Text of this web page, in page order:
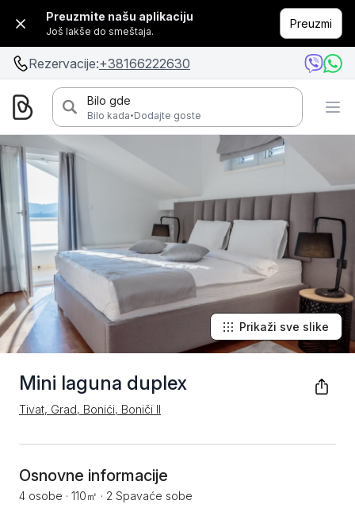
Preuzmite našu aplikaciju
Još lakše do smeštaja.
Preuzmi
Rezervacije:+38166222630
Bilo gde
Bilo kada·Dodajte goste
Mini laguna duplex
Tivat, Grad, Bonići, Boniči II
Prikaži sve slike
Osnovne informacije
4 osobe · 110㎡ · 2 Spavaće sobe